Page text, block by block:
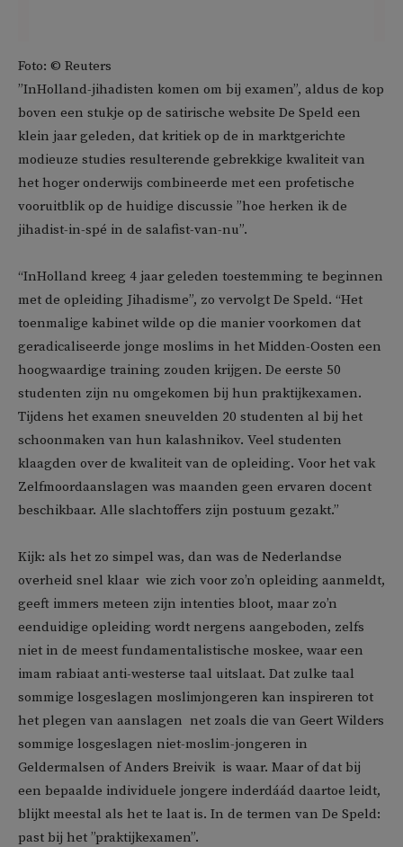
Foto: © Reuters
”InHolland-jihadisten komen om bij examen”, aldus de kop
boven een stukje op de satirische website De Speld een
klein jaar geleden, dat kritiek op de in marktgerichte
modieuze studies resulterende gebrekkige kwaliteit van
het hoger onderwijs combineerde met een profetische
vooruitblik op de huidige discussie ”hoe herken ik de
jihadist-in-spé in de salafist-van-nu”.
“InHolland kreeg 4 jaar geleden toestemming te beginnen
met de opleiding Jihadisme”, zo vervolgt De Speld. “Het
toenmalige kabinet wilde op die manier voorkomen dat
geradicaliseerde jonge moslims in het Midden-Oosten een
hoogwaardige training zouden krijgen. De eerste 50
studenten zijn nu omgekomen bij hun praktijkexamen.
Tijdens het examen sneuvelden 20 studenten al bij het
schoonmaken van hun kalashnikov. Veel studenten
klaagden over de kwaliteit van de opleiding. Voor het vak
Zelfmoordaanslagen was maanden geen ervaren docent
beschikbaar. Alle slachtoffers zijn postuum gezakt.”
Kijk: als het zo simpel was, dan was de Nederlandse
overheid snel klaar  wie zich voor zo’n opleiding aanmeldt,
geeft immers meteen zijn intenties bloot, maar zo’n
eenduidige opleiding wordt nergens aangeboden, zelfs
niet in de meest fundamentalistische moskee, waar een
imam rabiaat anti-westerse taal uitslaat. Dat zulke taal
sommige losgeslagen moslimjongeren kan inspireren tot
het plegen van aanslagen  net zoals die van Geert Wilders
sommige losgeslagen niet-moslim-jongeren in
Geldermalsen of Anders Breivik  is waar. Maar of dat bij
een bepaalde individuele jongere inderdáád daartoe leidt,
blijkt meestal als het te laat is. In de termen van De Speld:
past bij het ”praktijkexamen”.